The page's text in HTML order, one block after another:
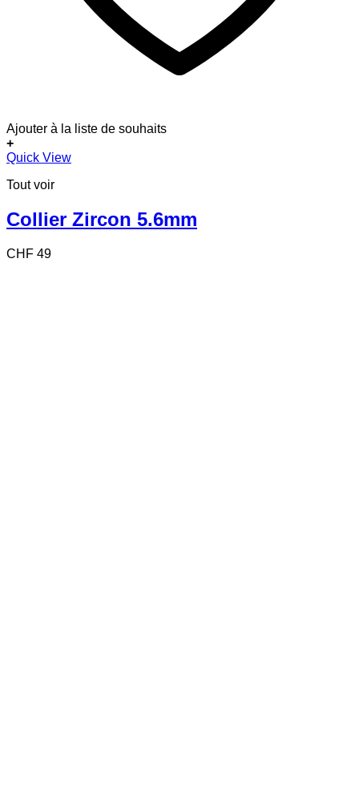
Ajouter à la liste de souhaits
+
Quick View
Tout voir
Collier Zircon 5.6mm
CHF 49